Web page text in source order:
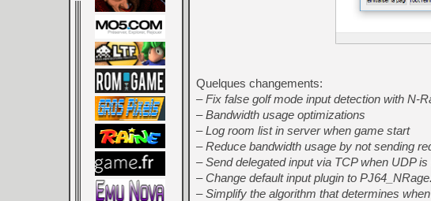
Quelques changements:
– Fix false golf mode input detection with N-
– Bandwidth usage optimizations
– Log room list in server when game start
– Reduce bandwidth usage by not sending
– Send delegated input via TCP when UDP is
– Change default input plugin to
– Simplify the algorithm that determines